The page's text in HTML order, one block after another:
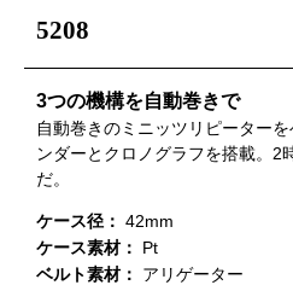
5208
3つの機構を自動巻きで
自動巻きのミニッツリピーター
ンダーとクロノグラフを搭載。2
だ。
ケース径： 42mm
ケース素材： Pt
ベルト素材： アリゲーター